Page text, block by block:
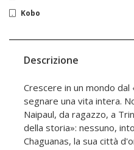
Kobo
Descrizione
Crescere in un mondo
segnare una vita intera.
Naipaul, da ragazzo, a
della storia»: nessuno,
Chaguanas, la sua città